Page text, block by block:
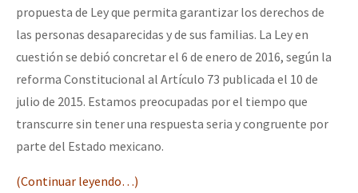
propuesta de Ley que permita garantizar los derechos de
las personas desaparecidas y de sus familias. La Ley en
cuestión se debió concretar el 6 de enero de 2016, según la
reforma Constitucional al Artículo 73 publicada el 10 de
julio de 2015. Estamos preocupadas por el tiempo que
transcurre sin tener una respuesta seria y congruente por
parte del Estado mexicano.
(Continuar leyendo…)